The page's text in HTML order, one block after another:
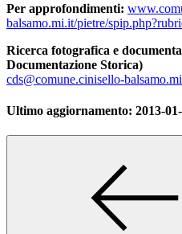
Per approfondimenti:
balsamo.mi.it/pietre/
Ricerca fotografica e
Documentazione Storica)
cds@comune.cinisello-
Ultimo aggiornamento: 2013-